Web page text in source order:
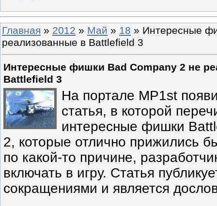
Главная » 2012 » Май » 18 » Интересные
реализованные в Battlefield 3
Интересные фишки Bad Company 2 не
Battlefield 3
На портале MP1st
статья, в которой
интересные фишки
2, которые отлично прижились
по какой-то причине,
включать в игру. Статья
сокращениями и является